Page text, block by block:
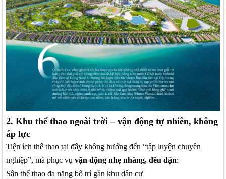
2. Khu thể thao ngoài trời – vận động tự nhiên, không
áp lực
Tiện ích thể thao tại đây không hướng đến “tập luyện chuyên
nghiệp”, mà phục vụvận động nhẹ nhàng, đều đặn:
Sân thể thao đa năng bố trí gần khu dân cư